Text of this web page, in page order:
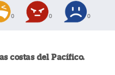
0 0 0
costas del Pacífico.